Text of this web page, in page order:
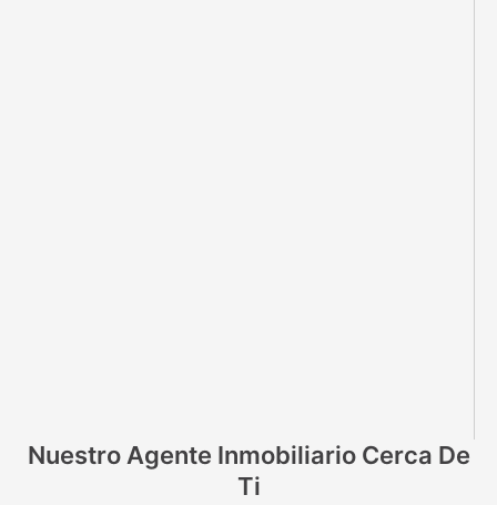
Nuestro Agente Inmobiliario Cerca De
Ti